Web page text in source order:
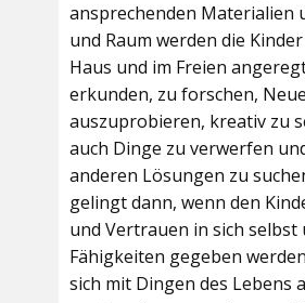
ansprechenden Materialien
und Raum werden die
Haus und im Freien
erkunden, zu forschen,
auszuprobieren, kreativ zu
auch Dinge zu verwerfen
anderen Lösungen zu
gelingt dann, wenn den
und Vertrauen in sich selbst
Fähigkeiten gegeben
sich mit Dingen des Lebens